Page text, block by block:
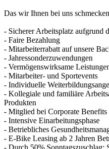
Das wir Ihnen bei uns schmecken
- Sicherer Arbeitsplatz aufgrund
- Faire Bezahlung
- Mitarbeiterrabatt auf unsere
- Jahressonderzuwendungen
- Vermögenswirksame
- Mitarbeiter- und Sportevents
- Individuelle
- Kollegiale und familiäre
Produkten
- Mitglied bei Corporate Benefits
- Intensive Einarbeitungsphase
- Betriebliches
- E-Bike Leasing ab 2 Jahren
- Durch 50% Sonntagszuschlag: